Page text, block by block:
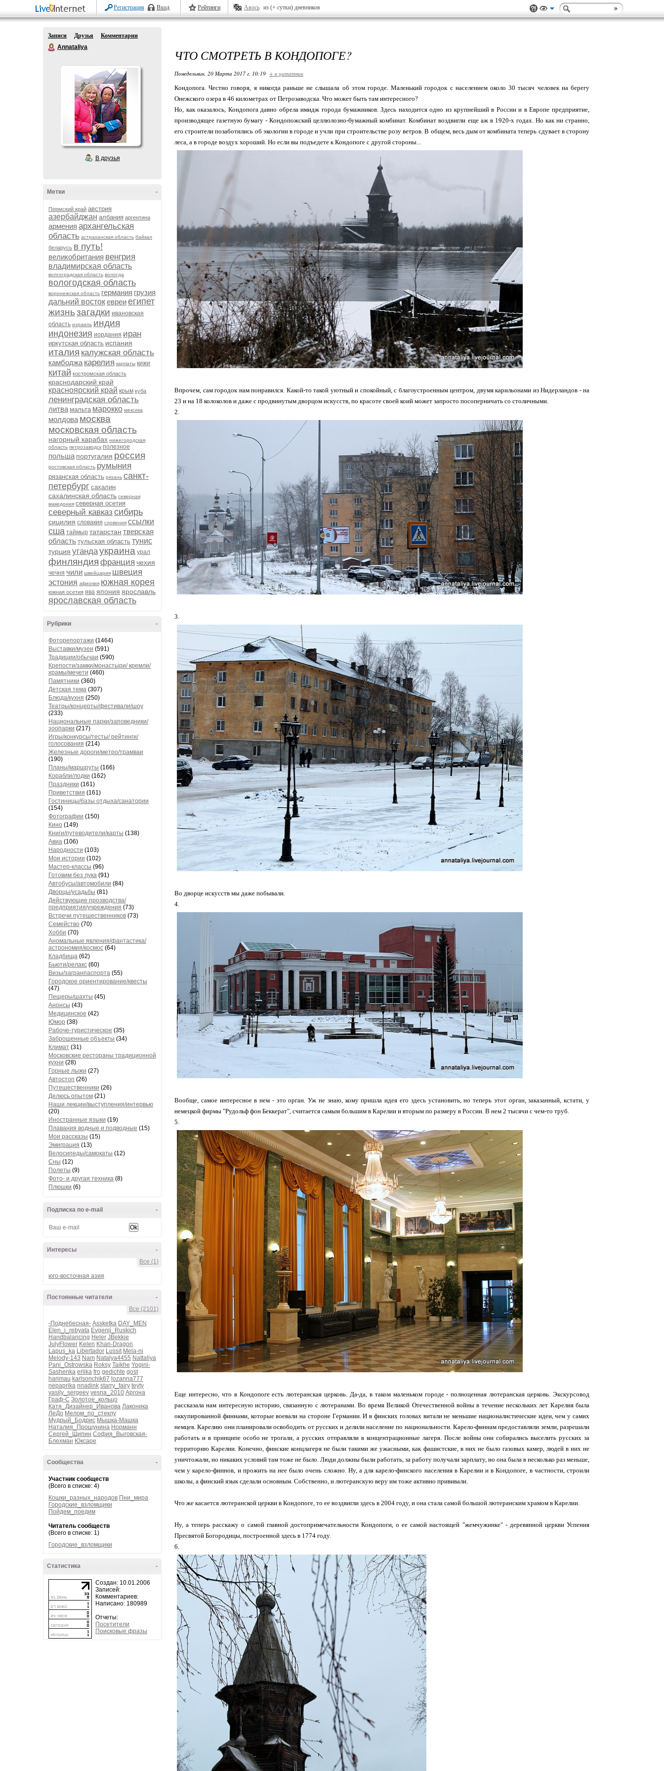
Регистрация Вход Рейтинги Авось из (+ сутки) дневников
Записи Друзья
Комментарии
Annataliya
В друзья
-
Метки
Пермский край австрия
азербайджан албания аргентина
армения архангельская
область астраханская область байкал
беларусь в путь!
великобритания венгрия
владимирская область
волгоградская область вологда
вологодская область
воронежская область германия грузия
дальний востокевреиегипет
жизньзагадки ивановская
область израиль индия
индонезия иордания иран
иркутская область испания
италия калужская область
камбоджа карелия карпаты кижи
китай костромская область
краснодарский край
красноярский край крым куба
ленинградская область
литва мальта марокко мексика
молдова москва
московская область
нагорный карабах нижегородская
область петрозаводск полезное
польша португалия россия
ростовская область румыния
рязанская область рязань санкт-
петербург сахалин
сахалинская область северная
македония северная осетия
северный кавказ сибирь
сицилия словакия словения ссылки
сша таймыр татарстан тверская
область тульская область тунис
турция угандаукраина урал
финляндия франция чехия
чечня чили швейцария швеция
эстония эфиопия южная корея
южная осетия ява япония ярославль
ярославская область
-
Рубрики
Фоторепортажи (1464)
Выставки/музеи (591)
Традиции/обычаи (590)
Крепости/замки/монастыри/ кремли/
храмы/мечети (460)
Памятники (360)
Детская тема (307)
Блюда/кухня (250)
Театры/концерты/фестивали/шоу
(233)
Национальные парки/заповедники/
зоопарки (217)
Игры/конкурсы/тесты/ рейтинги/
голосования (214)
Железные дороги/метро/трамваи
(190)
Планы/маршруты (166)
Корабли/лодки (162)
Праздники (161)
Приветствия (161)
Гостиницы/базы отдыха/санатории
(154)
Фотографии (150)
Кино (149)
Книги/путеводители/карты (138)
Авиа (106)
Народности (103)
Мои истории (102)
Мастер-классы (96)
Готовим без лука (91)
Автобусы/автомобили (84)
Дворцы/усадьбы (81)
Действующие прозводства/
предприятия/учреждения (73)
Встречи путешественников (73)
Семейство (70)
Хобби (70)
Аномальные явления/фантастика/
астрономия/космос (64)
Кладбища (62)
Бьюти/релакс (60)
Визы/загранпаспорта (55)
Городское ориентирование/квесты
(47)
Пещеры/шахты (45)
Анонсы (43)
Медицинское (42)
Юмор (38)
Рабоче-туристическое (35)
Заброшенные объекты (34)
Климат (31)
Московские рестораны традиционной
кухни (28)
Горные лыжи (27)
Автостоп (26)
Путешественники (26)
Делюсь опытом (21)
Наши лекции/выступления/интервью
(20)
Иностранные языки (19)
Плавания водные и подводные (15)
Мои рассказы (15)
Эмиграция (13)
Велосипеды/самокаты (12)
Сны (12)
Полеты (9)
Фото- и другая техника (8)
Плюшки (6)
-
Подписка по e-mail
-
Интересы
Все (1)
юго-восточная азия
-
Постоянные читатели
Все (2101)
-Поднебесная- Assketka DAY_MEN
Elen_i_rebyata Evgenij_Ruskich
Handbalancing Heler JBekkie
JulyFlower Kelen Khan-Dragon
Lapus_ka Libertador Lussit Mela-ni
Melody-143 Nam Natalya4455 Nattaliya
Pani_Ostrowska Roksy Taikhe Yogini-
Sashenka erlika fro gedichte gost
harimau karlsonchik67 lozanna777
nepaprika nnadink starry_fairy teyty
vasily_sergeev vesna_2010 Аргона
Граф-С Золотое_кольцо
Катя_Дизайнер_Иванова Лаконика
ЛеДо Мелом_по_стеклу
Мудрый_Бодрис Мышка-Машка
Наталия_Прошунина Норманн
Сергей_Щипин София_Выговская-
Блехман Юксаре
-
Сообщества
Участник сообществ
(Всего в списке: 4)
Кошки_разных_народов Пни_мира
Городские_взломщики
Пойдем_поедим
Читатель сообществ
(Всего в списке: 1)
Городские_взломщики
-
Статистика
Создан: 10.01.2006
Записей:
Комментариев:
Написано: 180989
Отчеты:
Посетители
Поисковые фразы
ЧТО СМОТРЕТЬ В КОНДОПОГЕ?
Понедельник, 20 Марта 2017 г. 10:19 + в цитатник
Кондопога. Честно говоря, я никогда раньше не слышала об этом городе. Маленький городок с населением около 30 тысяч человек на берегу
Онежского озера в 46 километрах от Петрозаводска. Что может быть там интересного?
Но, как оказалось, Кондопога давно обрела имидж города бумажников. Здесь находится одно из крупнейший в России и в Европе предприятие,
производящее газетную бумагу - Кондопожский целлюлозно-бумажный комбинат. Комбинат воздвигли еще аж в 1920-х годах. Но как ни странно,
его строители позаботились об экологии в городе и учли при строительстве розу ветров. В общем, весь дым от комбината теперь сдувает в сторону
леса, а в городе воздух хороший. Но если вы подъедете к Кондопоге с другой стороны...
Впрочем, сам городок нам понравился. Какой-то такой уютный и спокойный, с благоустроенным центром, двумя карильонами из Нидерландов - на
23 и на 18 колоколов и даже с продвинутым дворцом искусств, по красоте своей коий может запросто посоперничать со столичными.
2.
3.
Во дворце искусств мы даже побывали.
4.
Вообще, самое интересное в нем - это орган. Уж не знаю, кому пришла идея его здесь установить, но теперь этот орган, заказанный, кстати, у
немецкой фирмы "Рудольф фон Беккерат", считается самым большим в Карелии и вторым по размеру в России. В нем 2 тысячи с чем-то труб.
5.
Еще интересно, что в Кондопоге есть лютеранская церковь. Да-да, в таком маленьком городе - полноценная лютеранская церковь. Экскурсовод
рассказала нам интересную историю, связанную с лютеранами. Во время Великой Отечественной войны в течение нескольких лет Карелия была
оккупированной финнами, которые воевали на стороне Германии. И в финских головах витали не меньшие националистические идеи, чем у самих
немцев. Карелию они планировали освободить от русских и делили население по национальности. Карело-финнам предоставляли земли, разрешали
работать и в принципе особо не трогали, а русских отправляли в концентрационные лагеря. После войны они собирались выселить русских за
территорию Карелии. Конечно, финские концлагеря не были такими же ужасными, как фашистские, в них не было газовых камер, людей в них не
уничтожали, но никаких условий там тоже не было. Люди должны были работать, за работу получали зарплату, но она была в несколько раз меньше,
чем у карело-финнов, и прожить на нее было очень сложно. Ну, а для карело-финского населения в Карелии и в Кондопоге, в частности, строили
школы, а финский язык сделали основным. Собственно, и лютеранскую веру им тоже активно прививали.
Что же касается лютеранской церкви в Кондопоге, то ее воздвигли здесь в 2004 году, и она стала самой большой лютеранским храмом в Карелии.
Ну, а теперь расскажу о самой главной достопримечательности Кондопоги, о ее самой настоящей "жемчужинке" - деревянной церкви Успения
Пресвятой Богородицы, построенной здесь в 1774 году.
6.